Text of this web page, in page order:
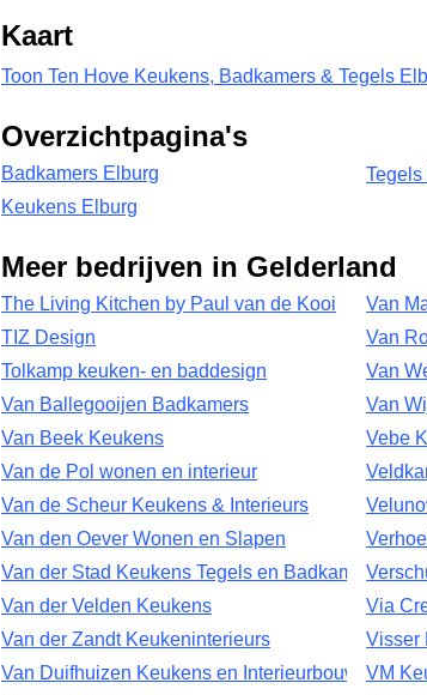
Kaart
Toon Ten Hove Keukens, Badkamers & Tegels
Overzichtpagina's
Badkamers Elburg
Keukens Elburg
Tegels
Meer bedrijven in Gelderland
The Living Kitchen by Paul van de Kooi
TIZ Design
Tolkamp keuken- en baddesign
Van Ballegooijen Badkamers
Van Beek Keukens
Van de Pol wonen en interieur
Van de Scheur Keukens & Interieurs
Van den Oever Wonen en Slapen
Van der Stad Keukens Tegels en Badkamers
Van der Velden Keukens
Van der Zandt Keukeninterieurs
Van Duifhuizen Keukens en Interieurbouw
Van
Van
Van
Van
Vebe
Via
Visser
VM